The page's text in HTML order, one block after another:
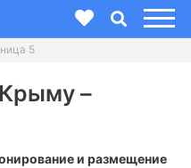
5
–
и размещение